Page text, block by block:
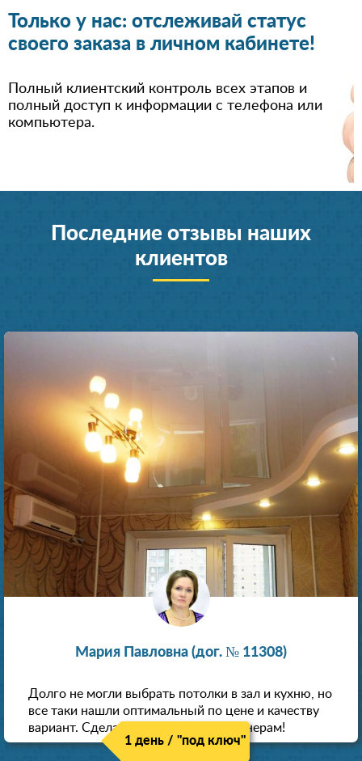
Только у нас: отслеживай статус
своего заказа в личном кабинете!
Полный клиентский контроль всех этапов и
полный доступ к информации с телефона или
компьютера.
Последние отзывы наших
клиентов
Мария Павловна (дог. № 11308)
Долго не могли выбрать потолки в зал и кухню, но
все таки нашли оптимальный по цене и качеству
вариант. Сделали скидку как пенсионерам!
1 день / "под ключ"